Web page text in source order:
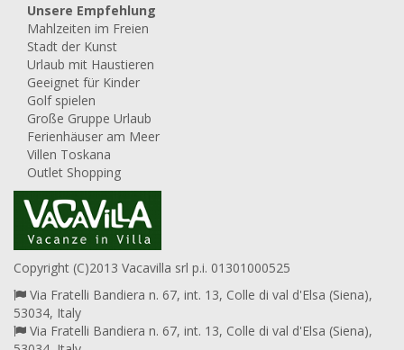
Unsere Empfehlung
Mahlzeiten im Freien
Stadt der Kunst
Urlaub mit Haustieren
Geeignet für Kinder
Golf spielen
Große Gruppe Urlaub
Ferienhäuser am Meer
Villen Toskana
Outlet Shopping
Copyright (C)2013 Vacavilla srl p.i. 01301000525
Via Fratelli Bandiera n. 67, int. 13, Colle di val d'Elsa (Siena),
53034, Italy
Via Fratelli Bandiera n. 67, int. 13, Colle di val d'Elsa (Siena),